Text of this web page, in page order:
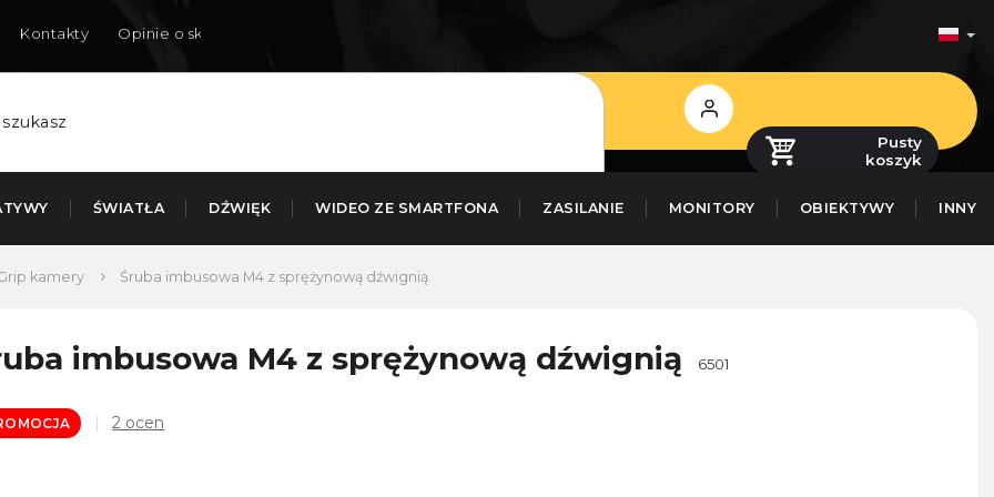
Kontakty Opinie o sklepie
Zaloguj
się
Pusty
koszyk
ŚWIATŁA DŹWIĘK WIDEO ZE SMARTFONA ZASILANIE MONITORY OBIEKTYWY INNY
kamery Śruba imbusowa M4 z sprężynową dźwignią
imbusowa M4 z sprężynową dźwignią 6501
Średnia
2 ocen